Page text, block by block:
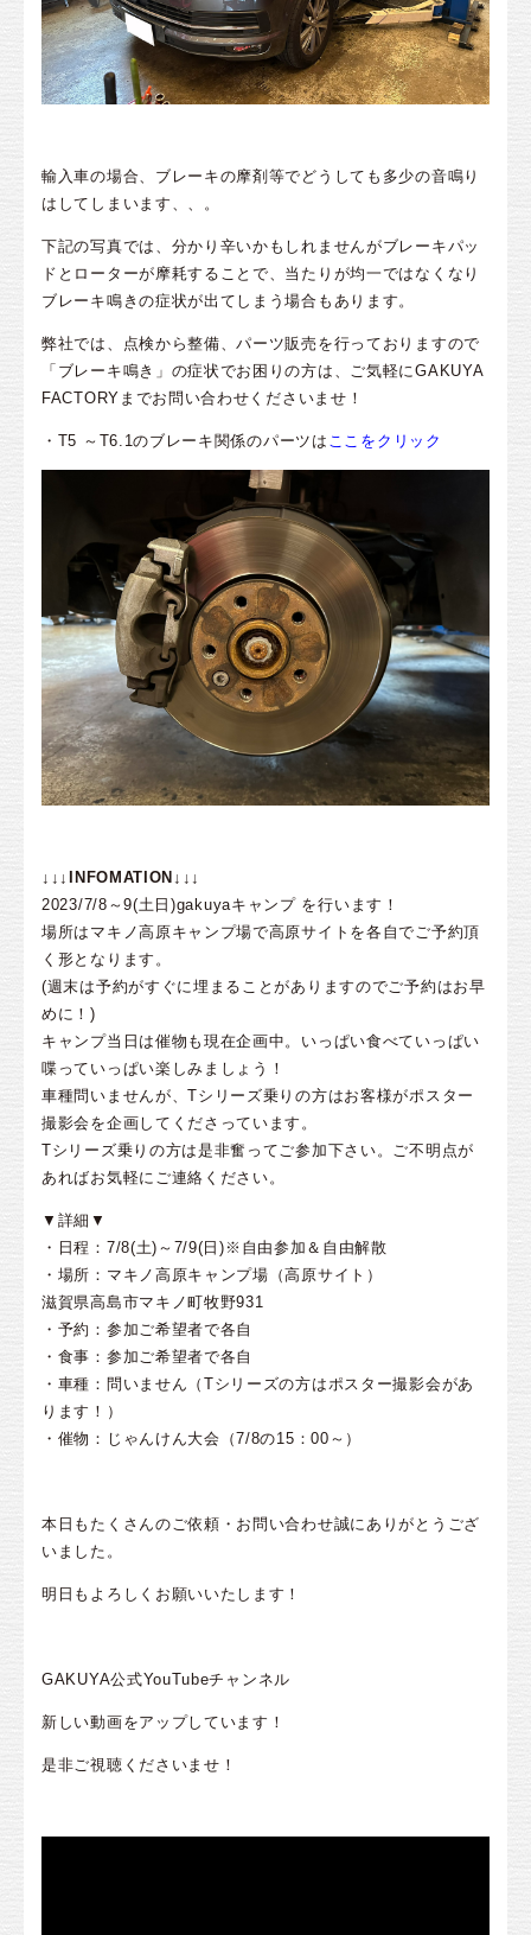
輸入車の場合、ブレーキの摩剤等でどうしても多少の音鳴り
はしてしまいます、、。
下記の写真では、分かり辛いかもしれませんがブレーキパッ
ドとローターが摩耗することで、当たりが均一ではなくなり
ブレーキ鳴きの症状が出てしまう場合もあります。
弊社では、点検から整備、パーツ販売を行っておりますので
「ブレーキ鳴き」の症状でお困りの方は、ご気軽にGAKUYA
FACTORYまでお問い合わせくださいませ！
・T5 ～T6.1のブレーキ関係のパーツは ここをクリック
↓↓↓INFOMATION↓↓↓
2023/7/8～9(土日)gakuyaキャンプ を行います！
場所はマキノ高原キャンプ場で高原サイトを各自でご予約頂
く形となります。
(週末は予約がすぐに埋まることがありますのでご予約はお早
めに！)
キャンプ当日は催物も現在企画中。いっぱい食べていっぱい
喋っていっぱい楽しみましょう！
車種問いませんが、Tシリーズ乗りの方はお客様がポスター
撮影会を企画してくださっています。
Tシリーズ乗りの方は是非奮ってご参加下さい。ご不明点が
あればお気軽にご連絡ください。
▼詳細▼
・日程：7/8(土)～7/9(日)※自由参加＆自由解散
・場所：マキノ高原キャンプ場（高原サイト）
滋賀県高島市マキノ町牧野931
・予約：参加ご希望者で各自
・食事：参加ご希望者で各自
・車種：問いません（Tシリーズの方はポスター撮影会があ
ります！）
・催物：じゃんけん大会（7/8の15：00～）
本日もたくさんのご依頼・お問い合わせ誠にありがとうござ
いました。
明日もよろしくお願いいたします！
GAKUYA公式YouTubeチャンネル
新しい動画をアップしています！
是非ご視聴くださいませ！